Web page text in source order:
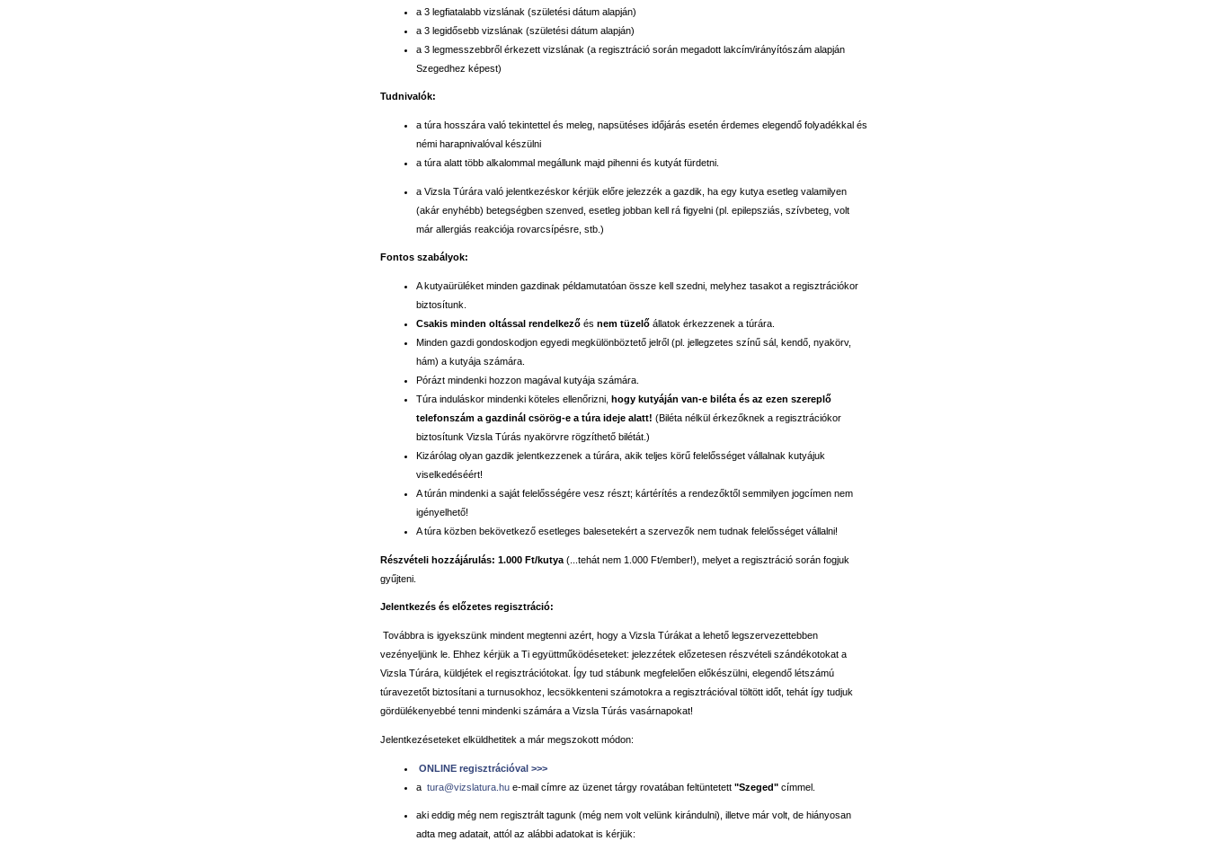
a 3 legfiatalabb vizslának (születési dátum alapján)
a 3 legidősebb vizslának (születési dátum alapján)
a 3 legmesszebbről érkezett vizslának (a regisztráció során megadott lakcím/irányítószám alapján
Szegedhez képest)
Tudnivalók:
a túra hosszára való tekintettel és meleg, napsütéses időjárás esetén érdemes elegendő folyadékkal és
némi harapnivalóval készülni
a túra alatt több alkalommal megállunk majd pihenni és kutyát fürdetni.
a Vizsla Túrára való jelentkezéskor kérjük előre jelezzék a gazdik, ha egy kutya esetleg valamilyen
(akár enyhébb) betegségben szenved, esetleg jobban kell rá figyelni (pl. epilepsziás, szívbeteg, volt
már allergiás reakciója rovarcsípésre, stb.)
Fontos szabályok:
A kutyaürüléket minden gazdinak példamutatóan össze kell szedni, melyhez tasakot a regisztrációkor
biztosítunk.
Csakis minden oltással rendelkező és nem tüzelő állatok érkezzenek a túrára.
Minden gazdi gondoskodjon egyedi megkülönböztető jelről (pl. jellegzetes színű sál, kendő, nyakörv,
hám) a kutyája számára.
Pórázt mindenki hozzon magával kutyája számára.
Túra induláskor mindenki köteles ellenőrizni, hogy kutyáján van-e biléta és az ezen szereplő
telefonszám a gazdinál csörög-e a túra ideje alatt! (Biléta nélkül érkezőknek a regisztrációkor
biztosítunk Vizsla Túrás nyakörvre rögzíthető bilétát.)
Kizárólag olyan gazdik jelentkezzenek a túrára, akik teljes körű felelősséget vállalnak kutyájuk
viselkedéséért!
A túrán mindenki a saját felelősségére vesz részt; kártérítés a rendezőktől semmilyen jogcímen nem
igényelhető!
A túra közben bekövetkező esetleges balesetekért a szervezők nem tudnak felelősséget vállalni!
Részvételi hozzájárulás: 1.000 Ft/kutya (...tehát nem 1.000 Ft/ember!), melyet a regisztráció során fogjuk
gyűjteni.
Jelentkezés és előzetes regisztráció:
Továbbra is igyekszünk mindent megtenni azért, hogy a Vizsla Túrákat a lehető legszervezettebben
vezényeljünk le. Ehhez kérjük a Ti együttműködéseteket: jelezzétek előzetesen részvételi szándékotokat a
Vizsla Túrára, küldjétek el regisztrációtokat. Így tud stábunk megfelelően előkészülni, elegendő létszámú
túravezetőt biztosítani a turnusokhoz, lecsökkenteni számotokra a regisztrációval töltött időt, tehát így tudjuk
gördülékenyebbé tenni mindenki számára a Vizsla Túrás vasárnapokat!
Jelentkezéseteket elküldhetitek a már megszokott módon:
ONLINE regisztrációval >>>
a tura@vizslatura.hu e-mail címre az üzenet tárgy rovatában feltüntetett "Szeged" címmel.
aki eddig még nem regisztrált tagunk (még nem volt velünk kirándulni), illetve már volt, de hiányosan
adta meg adatait, attól az alábbi adatokat is kérjük: